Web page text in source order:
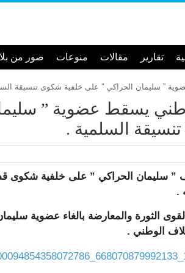
تقارير مقالات منوعات صور من
يسقط عضوية ”
السلمية .
” سليمان الحراكي ” على خلفية شكوى
.
الثورة والمعارضة بالغاء عضوية
الوطني .